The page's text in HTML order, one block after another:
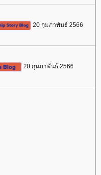
20 กุมภาพันธ์ 2566
20 กุมภาพันธ์ 2566